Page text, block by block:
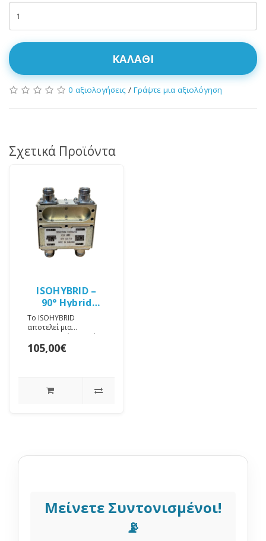
ΚΑΛΆΘΙ
0 αξιολογήσεις / Γράψτε μια αξιολόγηση
Σχετικά Προϊόντα
ISOHYBRID –
90° Hybrid
Combiner
Το ISOHYBRID
αποτελεί μια
ολοκληρωμένη RF λύση
που συνδυάζει δύο
isolators και έναν 90°
105,00€
Μείνετε Συντονισμένοι!
📡